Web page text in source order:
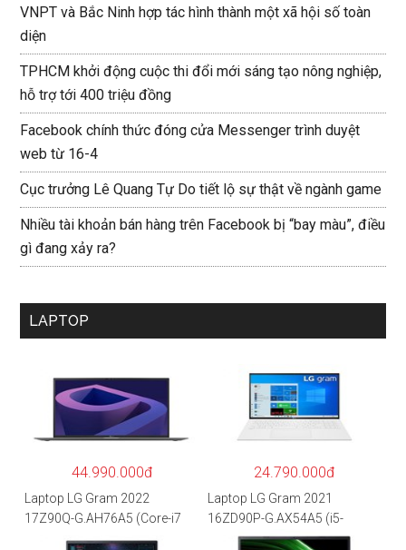
VNPT và Bắc Ninh hợp tác hình thành một xã hội số toàn
diện
TPHCM khởi động cuộc thi đổi mới sáng tạo nông nghiệp,
hỗ trợ tới 400 triệu đồng
Facebook chính thức đóng cửa Messenger trình duyệt
web từ 16-4
Cục trưởng Lê Quang Tự Do tiết lộ sự thật về ngành game
Nhiều tài khoản bán hàng trên Facebook bị “bay màu”, điều
gì đang xảy ra?
LAPTOP
44.990.000đ
Laptop LG Gram 2022
17Z90Q-G.AH76A5 (Core-i7
1260P/16GB/512GB/17″
24.790.000đ
Laptop LG Gram 2021
16ZD90P-G.AX54A5 (i5-
1135G7/8GB RAM/512GB